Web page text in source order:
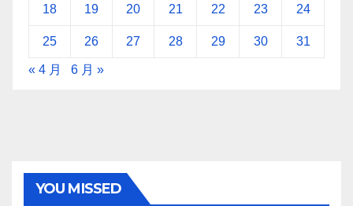
18 19 20 21 22 23 24
25 26 27 28 29 30 31
« 4 月 6 月 »
YOU MISSED